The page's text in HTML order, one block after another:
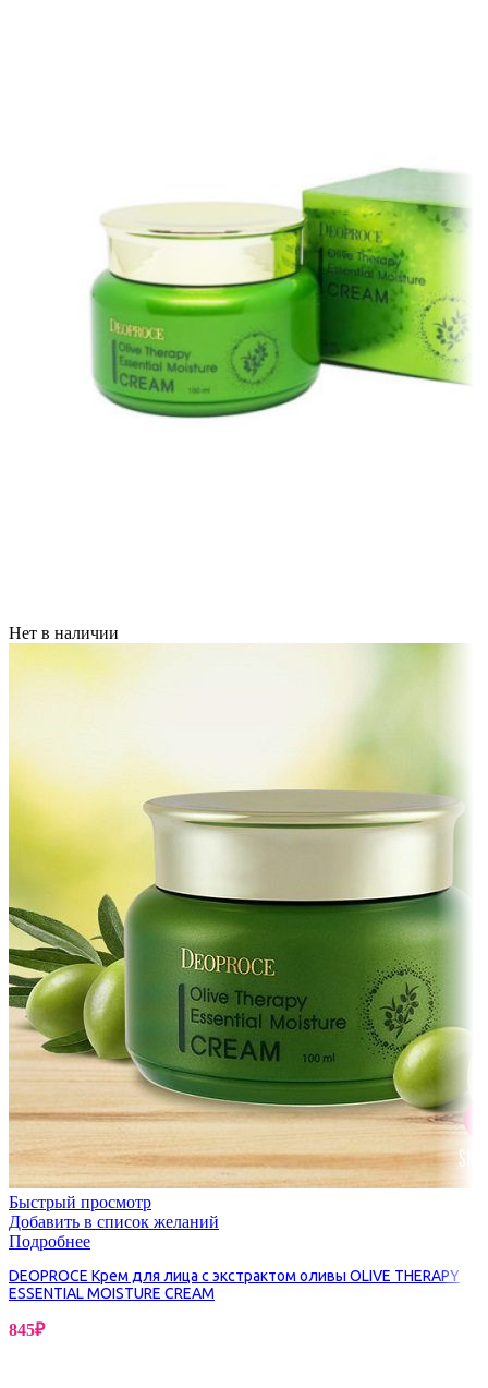
Нет в наличии
Быстрый просмотр
Добавить в список желаний
Подробнее
DEOPROCE Крем для лица с экстрактом оливы OLIVE THERAPY
ESSENTIAL MOISTURE CREAM
845₽